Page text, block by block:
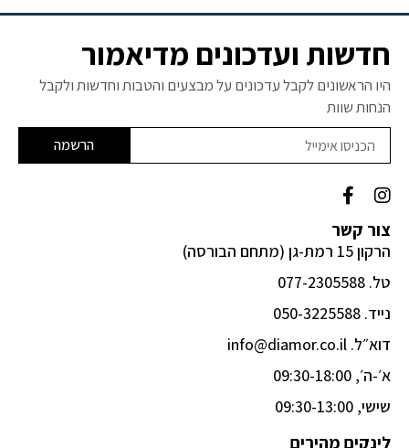
חדשות ועדכונים מדיאמור
היו הראשונים לקבל עדכונים על מבצעים והטבות וחדשות ולקבל
הנחות שוות
הרשמה
F
a
c
e
b
o
o
k
f
I
n
s
t
a
g
r
a
צור קשר
הרקון 15 רמת-גן (מתחם הבורסה)
טל. 077-2305588
נייד. 050-3225588
דוא״ל. info@diamor.co.il
א׳-ה׳, 09:30-18:00
שישי, 09:30-13:00
לינקים מהירים